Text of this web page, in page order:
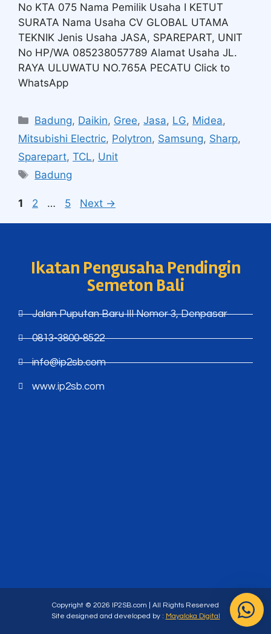
No KTA 075 Nama Pemilik Usaha I KETUT
SURATA Nama Usaha CV GLOBAL UTAMA
TEKNIK Jenis Usaha JASA, SPAREPART, UNIT
No HP/WA 085238057789 Alamat Usaha JL.
RAYA ULUWATU NO.765A PECATU Click to
WhatsApp
Badung, Daikin, Gree,Jasa, LG, Midea,
Mitsubishi Electric, Polytron, Samsung, Sharp,
Sparepart, TCL, Unit
Badung
1 2 … 5 Next →
Ikatan Pengusaha Pendingin
Semeton Bali
Jalan Puputan Baru III Nomor 3, Denpasar
0813-3800-8522
info@ip2sb.com
www.ip2sb.com
Copyright © 2026 IP2SB.com | All Rights Reserved
Site designed and developed by : Mayaloka Digital